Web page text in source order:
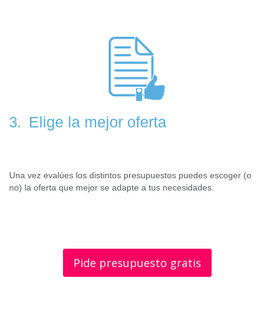
3. Elige la mejor oferta
Una vez evalúes los distintos presupuestos puedes escoger (o
no) la oferta que mejor se adapte a tus necesidades.
Pide presupuesto gratis